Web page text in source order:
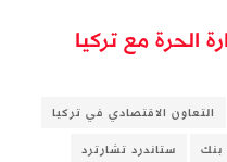
الحرة مع تركيا
التعاون الاقتصادي في تركيا
بنك
ستاندرد تشارترد